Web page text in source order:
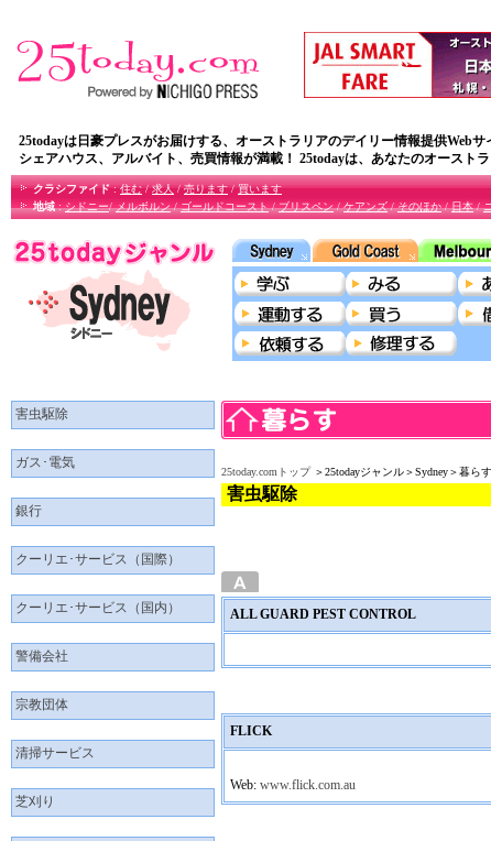
25todayは日豪プレスがお届けする、オーストラリアのデイリー情報提供Webサ
シェアハウス、アルバイト、売買情報が満載！ 25todayは、あなたのオースト
クラシファイド:住む/求人/売ります/買います
地域:シドニー/メルボルン/ゴールドコースト/ブリスペン/ケアンズ/そのほか/日本/
害虫駆除
ガス･電気
銀行
クーリエ･サービス（国際）
クーリエ･サービス（国内）
警備会社
宗教団体
清掃サービス
芝刈り
25today.comトップ＞25todayジャンル＞Sydney＞暮ら
害虫駆除
ALL GUARD PEST CONTROL
FLICK
Web: www.flick.com.au